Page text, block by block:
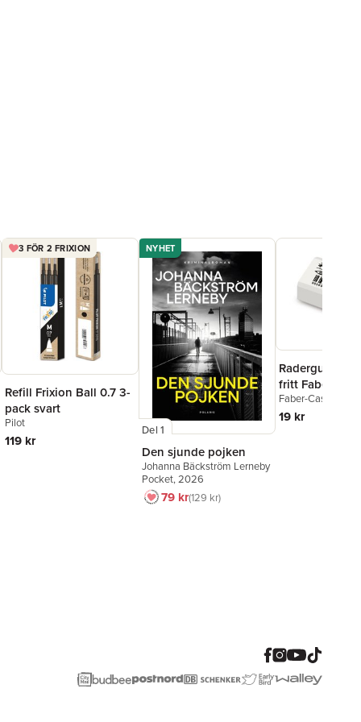
3 FÖR 2 FRIXION
Refill Frixion Ball 0.7 3-
pack svart
Pilot
119 kr
NYHET
Del 1
Den sjunde pojken
Johanna Bäckström Lerneby
Pocket, 2026
79 kr129 kr
Radergummi
fritt Faber-
Faber-Castell
19 kr